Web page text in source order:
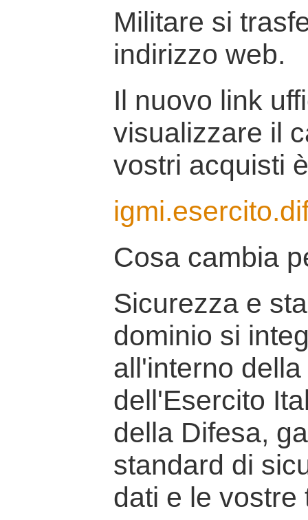
Militare si
indirizzo web.
Il nuovo link
visualizzare il
vostri acquisti
Cosa cambia
Sicurezza e
dominio si
all'interno
dell'Esercito
della Difesa,
standard di
dati e le vostre